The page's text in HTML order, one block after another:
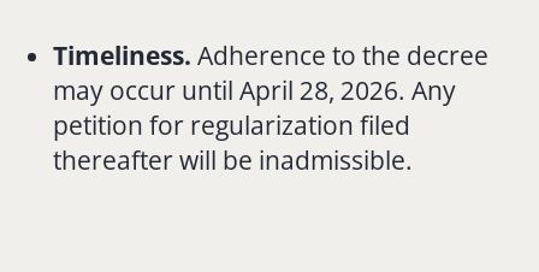
Timeliness.Adherence to the decree
may occur until April 28, 2026. Any
petition for regularization filed
thereafter will be inadmissible.